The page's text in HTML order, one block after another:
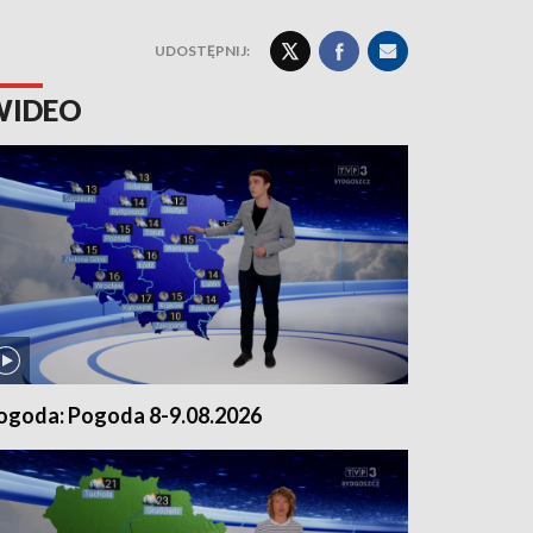
UDOSTĘPNIJ:
Pogoda 8-9.08.2026